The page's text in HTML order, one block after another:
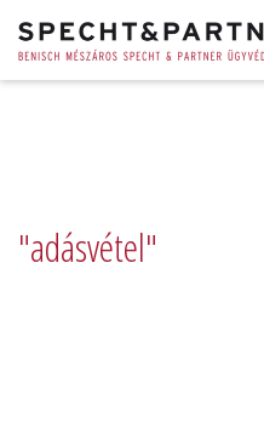
"adásvétel"